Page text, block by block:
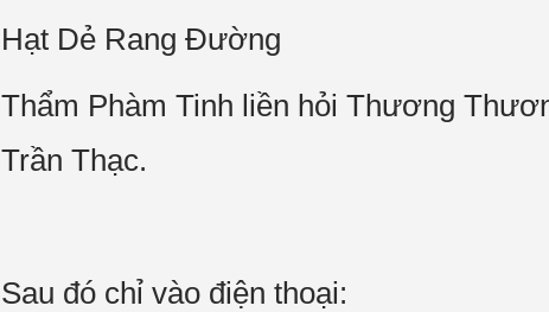
Hạt Dẻ Rang Đường
Thẩm Phàm Tinh liền hỏi Thương
Trần Thạc.
Sau đó chỉ vào điện thoại: